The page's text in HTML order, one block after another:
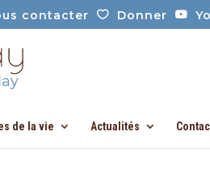
contacter Donner
de la vie Actualités